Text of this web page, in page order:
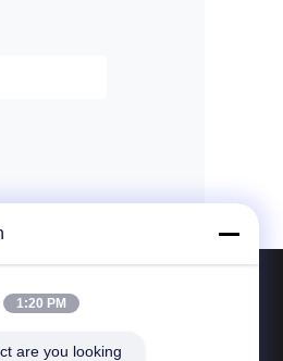
उत्पादों को जोड़ेंगे।
1:20 PM
are you looking